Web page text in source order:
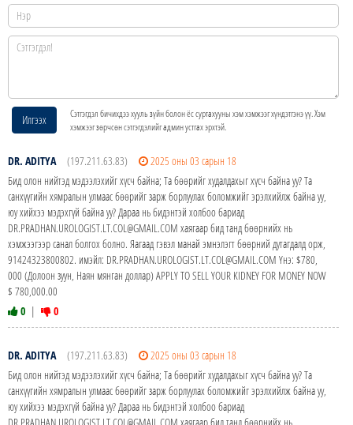
Илгээх
Сэтгэгдэл бичихдээ хууль зүйн болон ёс суртахууны хэм хэмжээг хүндэтгэнэ үү. Хэм
хэмжээг зөрчсөн сэтгэгдэлийг админ устгах эрхтэй.
DR. ADITYA (197.211.63.83)
2025 оны 03 сарын 18
Бид олон нийтэд мэдээлэхийг хүсч байна; Та бөөрийг худалдахыг хүсч байна уу? Та
санхүүгийн хямралын улмаас бөөрийг зарж борлуулах боломжийг эрэлхийлж байна уу,
юу хийхээ мэдэхгүй байна уу? Дараа нь бидэнтэй холбоо бариад
DR.PRADHAN.UROLOGIST.LT.COL@GMAIL.COM хаягаар бид танд бөөрнийх нь
хэмжээгээр санал болгох болно. Яагаад гэвэл манай эмнэлэгт бөөрний дутагдалд орж,
91424323800802. имэйл: DR.PRADHAN.UROLOGIST.LT.COL@GMAIL.COM Yнэ: $780,
000 (Долоон зуун, Наян мянган доллар) APPLY TO SELL YOUR KIDNEY FOR MONEY NOW
$ 780,000.00
0 | 0
DR. ADITYA (197.211.63.83)
2025 оны 03 сарын 18
Бид олон нийтэд мэдээлэхийг хүсч байна; Та бөөрийг худалдахыг хүсч байна уу? Та
санхүүгийн хямралын улмаас бөөрийг зарж борлуулах боломжийг эрэлхийлж байна уу,
юу хийхээ мэдэхгүй байна уу? Дараа нь бидэнтэй холбоо бариад